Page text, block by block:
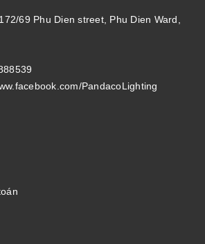
69 Phu Dien street, Phu Dien Ward,
PandacoLighting